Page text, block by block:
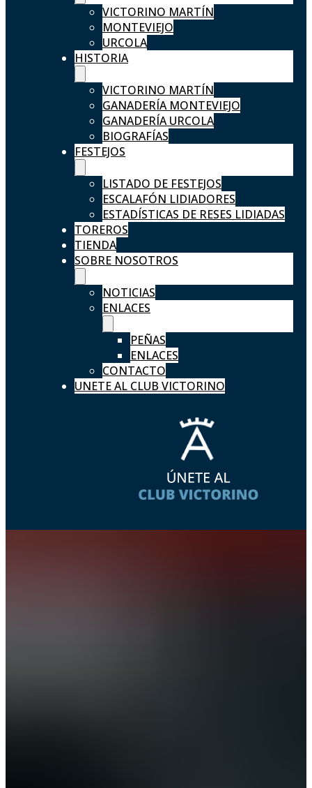
VICTORINO MARTÍN
MONTEVIEJO
URCOLA
HISTORIA
VICTORINO MARTÍN
GANADERÍA MONTEVIEJO
GANADERÍA URCOLA
BIOGRAFÍAS
FESTEJOS
LISTADO DE FESTEJOS
ESCALAFÓN LIDIADORES
ESTADÍSTICAS DE RESES LIDIADAS
TOREROS
TIENDA
SOBRE NOSOTROS
NOTICIAS
ENLACES
PEÑAS
ENLACES
CONTACTO
UNETE AL CLUB VICTORINO